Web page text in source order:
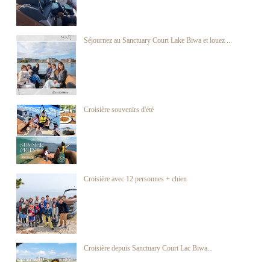
Séjournez au Sanctuary Court Lake Biwa et louez ...
Croisière souvenirs d'été
Croisière avec 12 personnes + chien
Croisière depuis Sanctuary Court Lac Biwa...